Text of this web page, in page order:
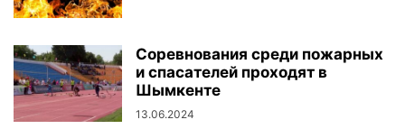
Соревнования среди пожарных
и спасателей проходят в
Шымкенте
13.06.2024